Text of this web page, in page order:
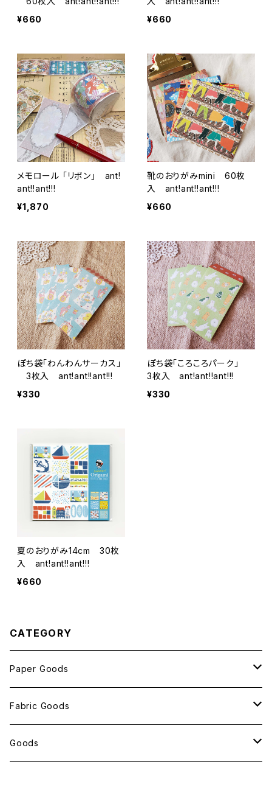
¥660
¥660
メモロール 「リボン」 ant!
ant!!ant!!!
¥1,870
靴のおりがみmini 60枚
入 ant!ant!!ant!!!
¥660
ぽち袋「わんわんサーカス」
3枚入 ant!ant!!ant!!!
¥330
ぽち袋「ころころパーク」
3枚入 ant!ant!!ant!!!
¥330
夏のおりがみ14cm 30枚
入 ant!ant!!ant!!!
¥660
CATEGORY
Paper Goods
おしゃれ紙
ポストカード
Fabric Goods
ポーチ
Goods